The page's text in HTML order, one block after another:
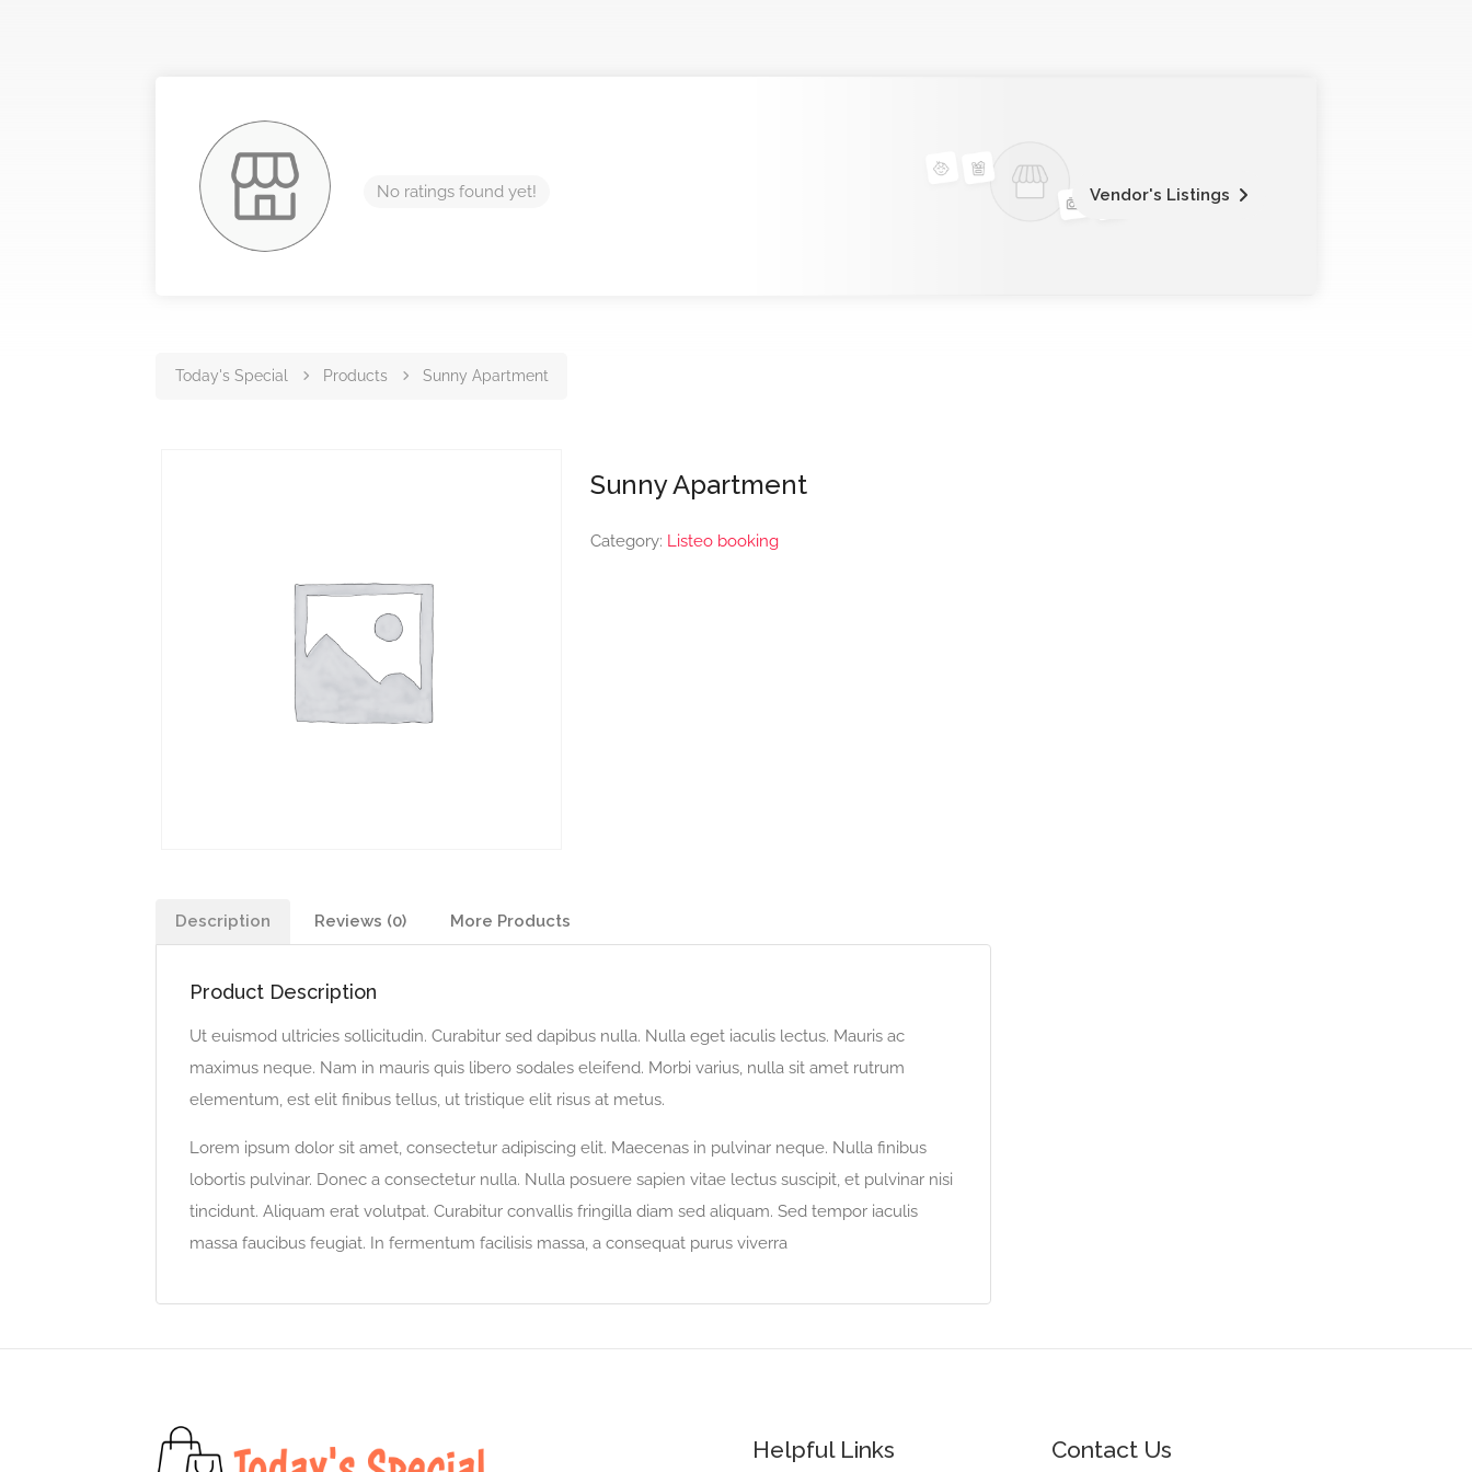
No ratings found yet! Vendor's Listings
Today's Special Products Sunny Apartment
Sunny Apartment
Category: Listeo booking
Description Reviews (0) More Products
Product Description
Ut euismod ultricies sollicitudin. Curabitur sed dapibus nulla. Nulla eget iaculis lectus. Mauris ac
maximus neque. Nam in mauris quis libero sodales eleifend. Morbi varius, nulla sit amet rutrum
elementum, est elit finibus tellus, ut tristique elit risus at metus.
Lorem ipsum dolor sit amet, consectetur adipiscing elit. Maecenas in pulvinar neque. Nulla finibus
lobortis pulvinar. Donec a consectetur nulla. Nulla posuere sapien vitae lectus suscipit, et pulvinar nisi
tincidunt. Aliquam erat volutpat. Curabitur convallis fringilla diam sed aliquam. Sed tempor iaculis
massa faucibus feugiat. In fermentum facilisis massa, a consequat purus viverra
Helpful Links Contact Us